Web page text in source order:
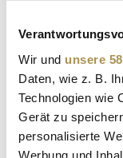
Wir und unsere
Daten, wie z. B.
Technologien wie
Gerät zu
personalisierte
Werbung und